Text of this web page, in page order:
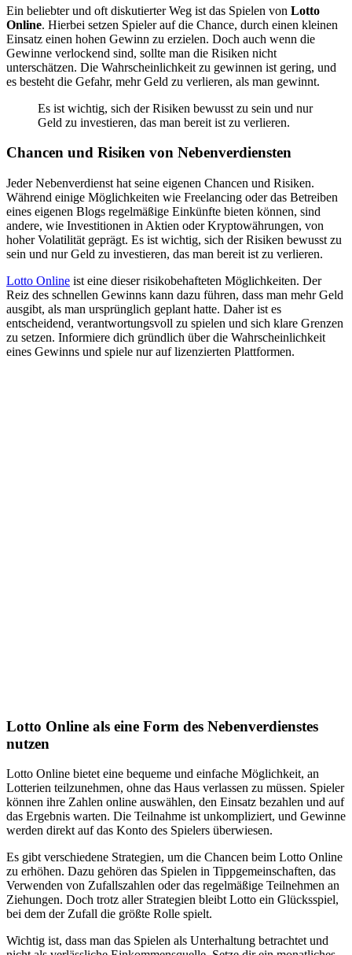
Ein beliebter und oft diskutierter Weg ist das Spielen von Lotto
Online. Hierbei setzen Spieler auf die Chance, durch einen kleinen
Einsatz einen hohen Gewinn zu erzielen. Doch auch wenn die
Gewinne verlockend sind, sollte man die Risiken nicht
unterschätzen. Die Wahrscheinlichkeit zu gewinnen ist gering, und
es besteht die Gefahr, mehr Geld zu verlieren, als man gewinnt.
Es ist wichtig, sich der Risiken bewusst zu sein und nur
Geld zu investieren, das man bereit ist zu verlieren.
Chancen und Risiken von Nebenverdiensten
Jeder Nebenverdienst hat seine eigenen Chancen und Risiken.
Während einige Möglichkeiten wie Freelancing oder das Betreiben
eines eigenen Blogs regelmäßige Einkünfte bieten können, sind
andere, wie Investitionen in Aktien oder Kryptowährungen, von
hoher Volatilität geprägt. Es ist wichtig, sich der Risiken bewusst zu
sein und nur Geld zu investieren, das man bereit ist zu verlieren.
Lotto Online ist eine dieser risikobehafteten Möglichkeiten. Der
Reiz des schnellen Gewinns kann dazu führen, dass man mehr Geld
ausgibt, als man ursprünglich geplant hatte. Daher ist es
entscheidend, verantwortungsvoll zu spielen und sich klare Grenzen
zu setzen. Informiere dich gründlich über die Wahrscheinlichkeit
eines Gewinns und spiele nur auf lizenzierten Plattformen.
Lotto Online als eine Form des Nebenverdienstes
nutzen
Lotto Online bietet eine bequeme und einfache Möglichkeit, an
Lotterien teilzunehmen, ohne das Haus verlassen zu müssen. Spieler
können ihre Zahlen online auswählen, den Einsatz bezahlen und auf
das Ergebnis warten. Die Teilnahme ist unkompliziert, und Gewinne
werden direkt auf das Konto des Spielers überwiesen.
Es gibt verschiedene Strategien, um die Chancen beim Lotto Online
zu erhöhen. Dazu gehören das Spielen in Tippgemeinschaften, das
Verwenden von Zufallszahlen oder das regelmäßige Teilnehmen an
Ziehungen. Doch trotz aller Strategien bleibt Lotto ein Glücksspiel,
bei dem der Zufall die größte Rolle spielt.
Wichtig ist, dass man das Spielen als Unterhaltung betrachtet und